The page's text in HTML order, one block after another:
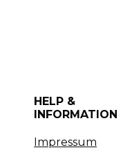
HELP &
INFORMATION
Impressum